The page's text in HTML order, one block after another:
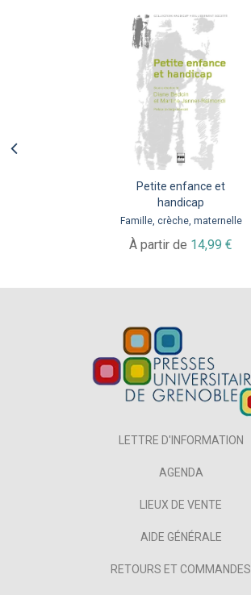
Petite enfance et
handicap
Famille, crèche, maternelle
À partir de 14,99 €
LETTRE D'INFORMATION
AGENDA
LIEUX DE VENTE
AIDE GÉNÉRALE
RETOURS ET COMMANDES